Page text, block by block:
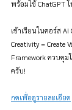
พร้อมใช้ ChatGPT
เข้าเรียนในคอร์ส AI
Creativity = Create
Framework ควบคุม
ครับ!
กดเพื่อดูรายละเอียด